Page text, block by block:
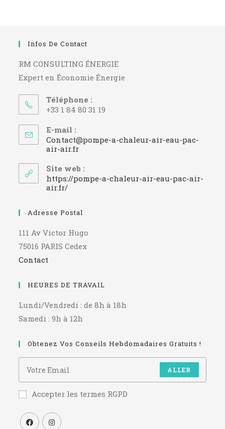
Infos De Contact
RM CONSULTING ÉNERGIE
Expert en Économie Énergie
Téléphone :
+33 1 84 80 31 19
E-mail :
Contact@pompe-a-chaleur-air-eau-pac-
air-air.frS’ouvre
votre
application
Site web :
https://pompe-a-chaleur-air-eau-pac-air-
air.fr/
Adresse Postal
111 Av Victor Hugo
75016 PARIS Cedex
Contact
HEURES DE TRAVAIL
Lundi/Vendredi : de 8h à 18h
Samedi : 9h à 12h
Obtenez Vos Conseils Hebdomadaires Gratuits !
ALLER
Accepter les termes RGPD